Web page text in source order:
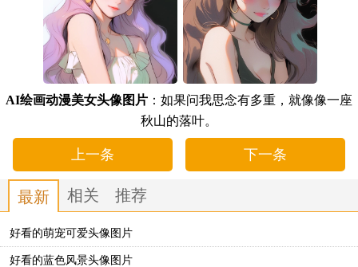
AI绘画动漫美女头像图片 ：如果问我思念有多重，就像像一座
秋山的落叶。
上一条 下一条
最新 相关 推荐
好看的萌宠可爱头像图片
好看的蓝色风景头像图片